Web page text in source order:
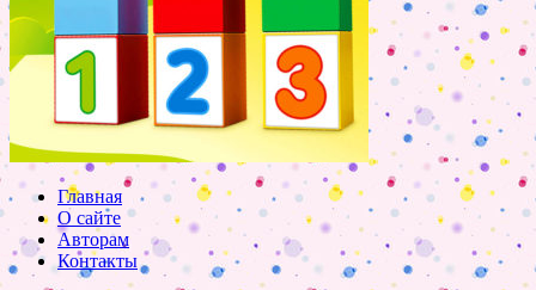
Главная
О сайте
Авторам
Контакты